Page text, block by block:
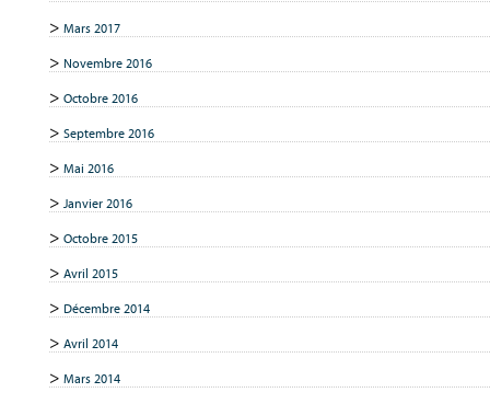
Mars 2017
Novembre 2016
Octobre 2016
Septembre 2016
Mai 2016
Janvier 2016
Octobre 2015
Avril 2015
Décembre 2014
Avril 2014
Mars 2014